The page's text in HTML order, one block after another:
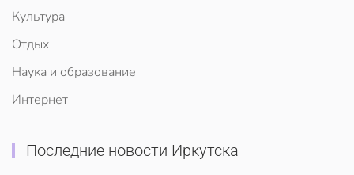
Культура
Отдых
Наука и образование
Интернет
Последние новости Иркутска